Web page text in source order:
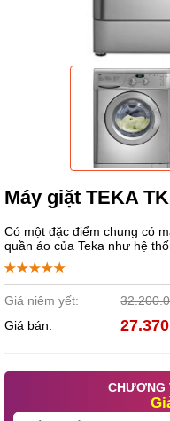
Máy giặt TEKA
Có một đặc điểm chung có
quần áo của Teka như hệ
Giá niêm yết:
Giá bán:
CHƯƠNG